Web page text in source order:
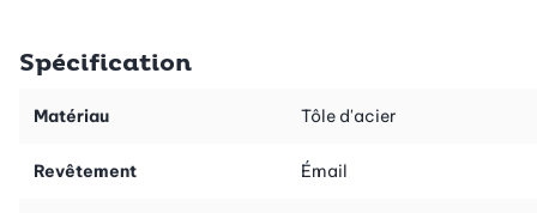
fabriquée en Allemagne par la maison Kaiser.
Spécification
Matériau Tôle d'acier
Revêtement Émail